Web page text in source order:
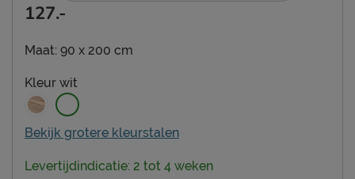
Maat: 90 x 200 cm
Kleur wit
Bekijk grotere kleurstalen
127.-
Levertijdindicatie: 2 tot 4 weken